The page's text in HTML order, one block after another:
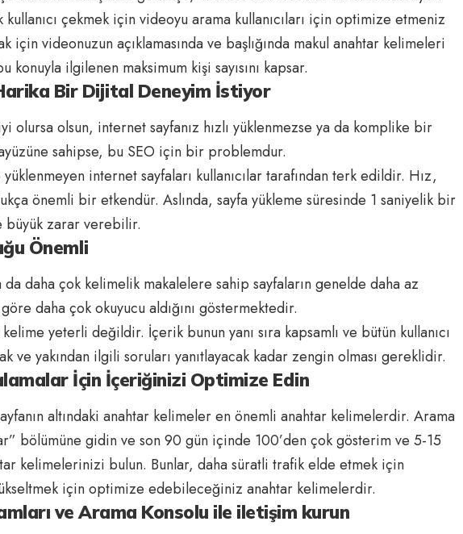
çekmek için videoyu arama kullanıcıları için optimize etmeniz
için videonuzun açıklamasında ve başlığında makul anahtar kelimeleri
konuyla ilgilenen maksimum kişi sayısını kapsar.
Bir Dijital Deneyim İstiyor
olursa olsun, internet sayfanız hızlı yüklenmezse ya da komplike bir
sahipse, bu SEO için bir problemdur.
internet sayfaları kullanıcılar tarafından terk edildir. Hız,
önemli bir etkendür. Aslında, sayfa yükleme süresinde 1 saniyelik bir
zarar verebilir.
Önemli
daha çok kelimelik makalelere sahip sayfaların genelde daha az
daha çok okuyucu aldığını göstermektedir.
yeterli değildir. İçerik bunun yanı sıra kapsamlı ve bütün kullanıcı
ve yakından ilgili soruları yanıtlayacak kadar zengin olması gereklidir.
İçin İçeriğinizi Optimize Edin
altındaki anahtar kelimeler en önemli anahtar kelimelerdir. Arama
bölümüne gidin ve son 90 gün içinde 100’den çok gösterim ve 5-15
kelimelerinizi bulun. Bunlar, daha süratli trafik elde etmek için
için optimize edebileceğiniz anahtar kelimelerdir.
ve Arama Konsolu ile iletişim kurun